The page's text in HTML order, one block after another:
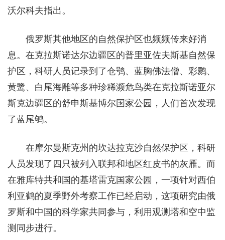
沃尔科夫指出。
俄罗斯其他地区的自然保护区也频频传来好消
息。在克拉斯诺达尔边疆区的普里亚佐夫斯基自然保
护区，科研人员记录到了仓鸮、蓝胸佛法僧、彩鹮、
黄鹭、白尾海雕等多种珍稀濒危鸟类在克拉斯诺亚尔
斯克边疆区的舒申斯基博尔国家公园，人们首次发现
了蓝尾鸲。
在摩尔曼斯克州的坎达拉克沙自然保护区，科研
人员发现了四只被列入联邦和地区红皮书的灰雁。而
在雅库特共和国的基塔雷克国家公园，一项针对西伯
利亚鹤的夏季野外考察工作已经启动，这项研究由俄
罗斯和中国的科学家共同参与，利用观测塔和空中监
测同步进行。